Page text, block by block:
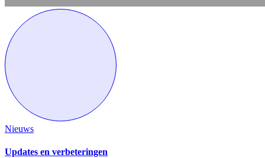
Nieuws
Updates en verbeteringen